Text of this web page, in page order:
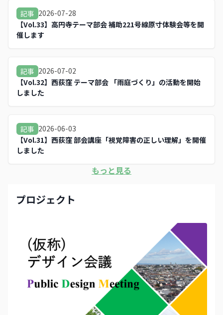
記事 2026-07-28
【Vol.33】高円寺テーマ部会 補助221号線原寸体験会等を開
催します
記事 2026-07-02
【Vol.32】西荻窪 テーマ部会 「雨庭づくり」の活動を開始
しました
記事 2026-06-03
【Vol.31】西荻窪 部会講座「視覚障害の正しい理解」を開催
しました
もっと見る
プロジェクト